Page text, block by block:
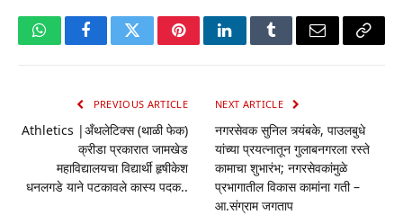
WhatsAppFacebookTwitterPinterestLinkedInTumblrEmail Copy
PREVIOUS ARTICLE
Athletics |अँथलेटिक्स (थाळी फेक)
क्रीडा प्रकारात जामखेड
महाविद्यालयचा विद्यार्थी हृषीकेश
धनलगडे याने पटकावले कास्य पदक..
NEXT ARTICLE
नगरसेवक सुनिल त्र्यंबके, पाउलबुधे
यांच्या प्रयत्नातून गुलाबनगरला रस्ते
कामाचा शुभारंभ; नगरसेवकांमुळे
प्रभागातील विकास कामांना गती –
आ.संग्राम जगताप